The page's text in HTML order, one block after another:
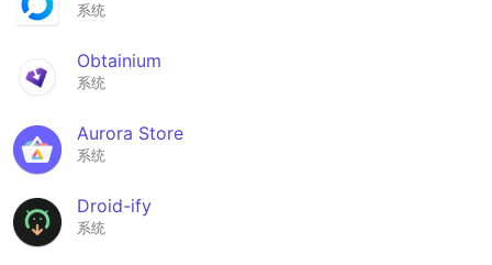
系统
Obtainium
系统
Aurora Store
系统
Droid-ify
系统